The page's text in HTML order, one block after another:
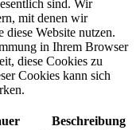
sind. Wir
mit denen wir
diese Website nutzen.
in Ihrem Browser
diese Cookies zu
Cookies kann sich
Beschreibung